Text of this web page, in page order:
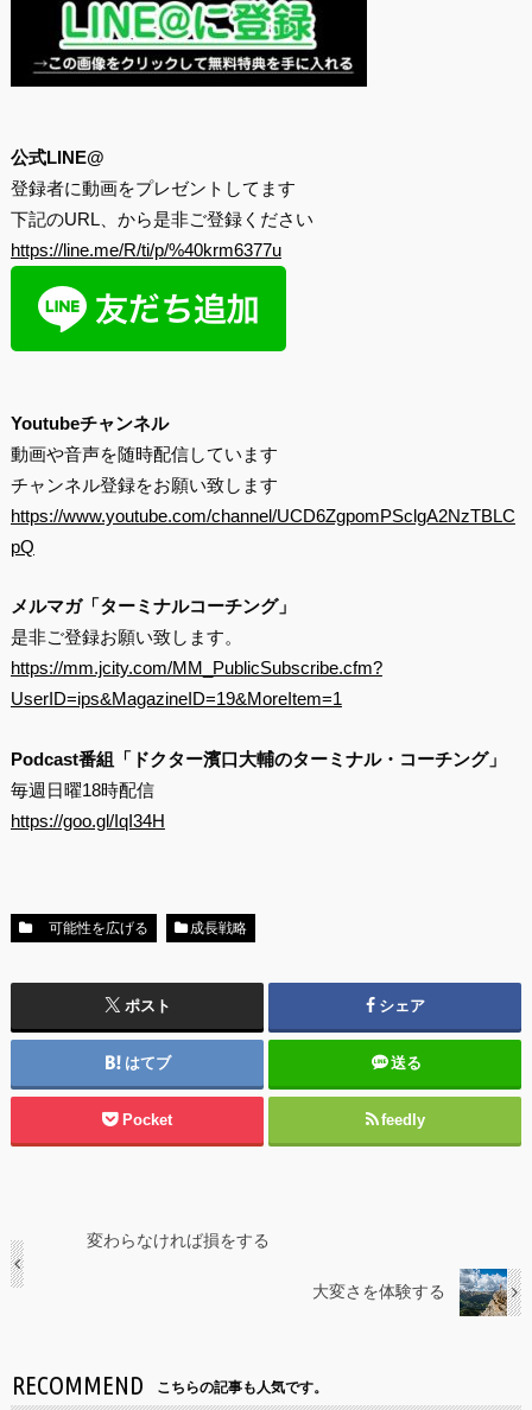
公式LINE@
登録者に動画をプレゼントしてます
下記のURL、から是非ご登録ください
https://line.me/R/ti/p/%40krm6377u
Youtubeチャンネル
動画や音声を随時配信しています
チャンネル登録をお願い致します
https://www.youtube.com/channel/UCD6ZgpomPSclgA2NzTBLC
pQ
メルマガ「ターミナルコーチング」
是非ご登録お願い致します。
https://mm.jcity.com/MM_PublicSubscribe.cfm?
UserID=ips&MagazineID=19&MoreItem=1
Podcast番組「ドクター濱口大輔のターミナル・コーチング」
毎週日曜18時配信
https://goo.gl/IqI34H
可能性を広げる 成長戦略
ポスト シェア
はてブ 送る
Pocket feedly
変わらなければ損をする
大変さを体験する
RECOMMEND こちらの記事も人気です。